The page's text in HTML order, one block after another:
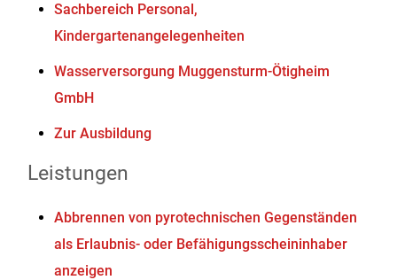
Sachbereich Personal,
Kindergartenangelegenheiten
Wasserversorgung Muggensturm-Ötigheim
GmbH
Zur Ausbildung
Leistungen
Abbrennen von pyrotechnischen Gegenständen
als Erlaubnis- oder Befähigungsscheininhaber
anzeigen